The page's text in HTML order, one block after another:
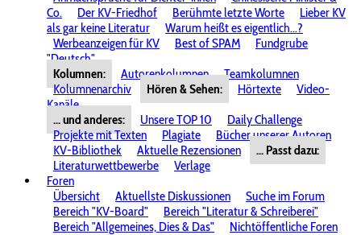
Co.
Der KV-Friedhof Berühmte letzte Worte
Lieber KV
als gar keine Literatur
Warum heißt es eigentlich...?
Werbeanzeigen für KV
Best of SPAM
Fundgrube
"Deutsch"
Kolumnen:
Autorenkolumnen
Teamkolumnen
Kolumnenarchiv
Hören & Sehen: Hörtexte
Video-
Kanäle
... und anderes:
Unsere TOP 10
Daily Challenge
Projekte mit Texten
Plagiate
Bücher unserer Autoren
KV-Bibliothek
Aktuelle Rezensionen
... Passt dazu:
Literaturwettbewerbe
Verlage
Foren
Übersicht
Aktuellste Diskussionen
Suche im Forum
Bereich "KV-Board"
Bereich "Literatur & Schreiberei"
Bereich "Allgemeines, Dies & Das"
Nichtöffentliche Foren